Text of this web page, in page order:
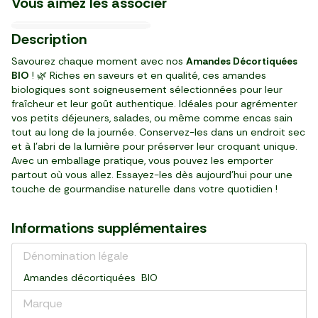
3,29 €
3,19 €
3,89 €
1,89 €
Création
2,99 €
3,35 €
3,29 €
2,99 €
Description
Savourez chaque moment avec nos Amandes Décortiquées
BIO ! 🌿 Riches en saveurs et en qualité, ces amandes
biologiques sont soigneusement sélectionnées pour leur
fraîcheur et leur goût authentique. Idéales pour agrémenter
vos petits déjeuners, salades, ou même comme encas sain
tout au long de la journée. Conservez-les dans un endroit sec
et à l'abri de la lumière pour préserver leur croquant unique.
Avec un emballage pratique, vous pouvez les emporter
partout où vous allez. Essayez-les dès aujourd'hui pour une
touche de gourmandise naturelle dans votre quotidien !
Informations supplémentaires
Dénomination légale
Amandes décortiquées BIO
Marque